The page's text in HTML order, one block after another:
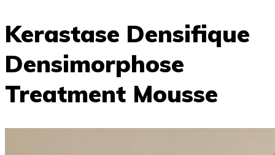
Kerastase Densifique
Densimorphose
Treatment Mousse